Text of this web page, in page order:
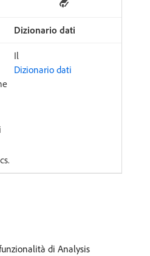
Dizionario dati
Il
Dizionario dati
di Analysis